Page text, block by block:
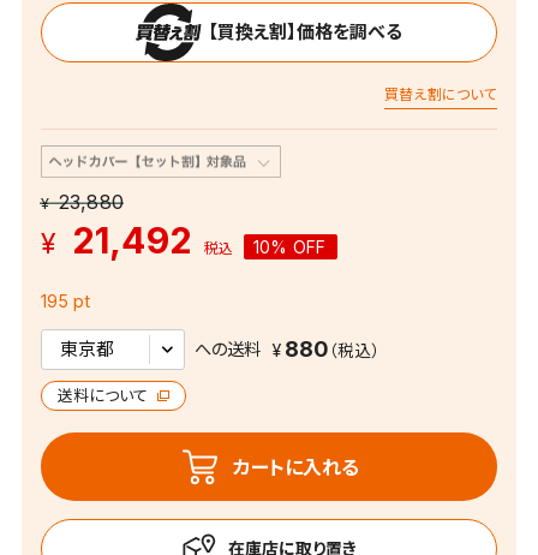
【買換え割】価格を調べる
買替え割について
¥23,880
¥ 21,492 税込 10% OFF
195 pt
への送料 880
送料について
カートに入れる